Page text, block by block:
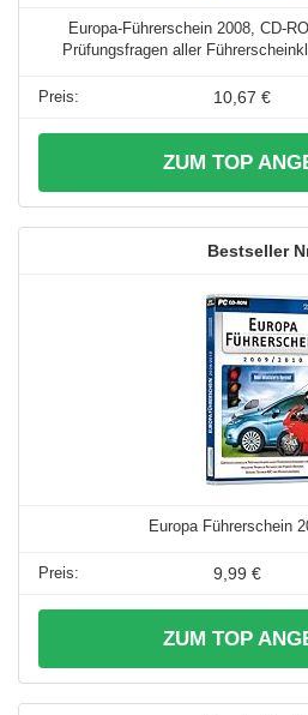
Europa-Führerschein 2008, CD-
Prüfungsfragen aller
10,67 €
ZUM TOP
Europa Führerschein
9,99 €
ZUM TOP